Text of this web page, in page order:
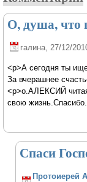
О, душа, что
галина , 27/12/
<p>А сегодня ты
За вчерашнее
<p>о.АЛЕКСИЙ
свою
Спаси
Протоиерей